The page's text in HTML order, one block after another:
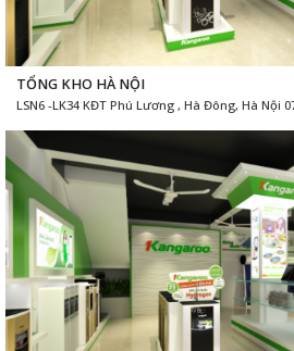
TỔNG KHO HÀ NỘI
LSN6 -LK34 KĐT Phú Lương , Hà Đông, Hà Nội